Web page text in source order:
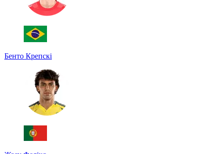
Бенто Крепскі